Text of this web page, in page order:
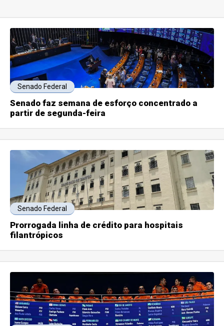
Senado Federal
Senado faz semana de esforço concentrado a
partir de segunda-feira
Senado Federal
Prorrogada linha de crédito para hospitais
filantrópicos